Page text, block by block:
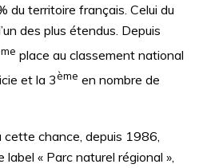
du territoire français. Celui du
des plus étendus. Depuis
place au classement national
et la 3ème en nombre de
cette chance, depuis 1986,
label « Parc naturel régional »,